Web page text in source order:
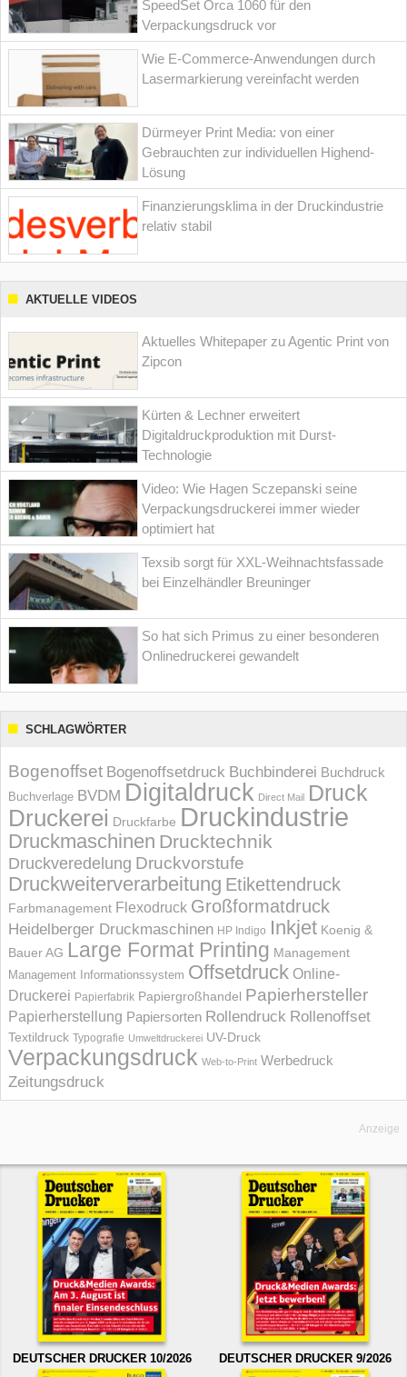
SpeedSet Orca 1060 für den
Verpackungsdruck vor
Wie E-Commerce-Anwendungen durch
Lasermarkierung vereinfacht werden
Dürmeyer Print Media: von einer
Gebrauchten zur individuellen Highend-
Lösung
Finanzierungsklima in der Druckindustrie
relativ stabil
AKTUELLE VIDEOS
Aktuelles Whitepaper zu Agentic Print von
Zipcon
Kürten & Lechner erweitert
Digitaldruckproduktion mit Durst-
Technologie
Video: Wie Hagen Sczepanski seine
Verpackungsdruckerei immer wieder
optimiert hat
Texsib sorgt für XXL-Weihnachtsfassade
bei Einzelhändler Breuninger
So hat sich Primus zu einer besonderen
Onlinedruckerei gewandelt
SCHLAGWÖRTER
Bogenoffset Bogenoffsetdruck Buchbinderei Buchdruck
Buchverlage BVDM Digitaldruck Direct Mail Druck
Druckerei Druckfarbe Druckindustrie
Druckmaschinen Drucktechnik
Druckveredelung Druckvorstufe
Druckweiterverarbeitung Etikettendruck
Farbmanagement Flexodruck Großformatdruck
Heidelberger Druckmaschinen HP Indigo Inkjet Koenig &
Bauer AG Large Format Printing Management
Management Informations­system Offsetdruck Online-
Druckerei Papierfabrik Papiergroßhandel Papierhersteller
Papierherstellung Papiersorten Rollendruck Rollenoffset
Textildruck Typografie Umweltdruckerei UV-Druck
Verpackungsdruck Web-to-Print Werbedruck
Zeitungsdruck
Anzeige
DEUTSCHER DRUCKER 10/2026 DEUTSCHER DRUCKER 9/2026